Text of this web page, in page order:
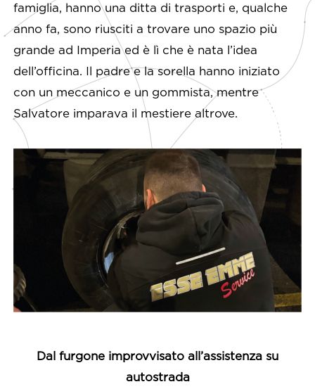
famiglia, hanno una ditta di trasporti e, qualche
anno fa, sono riusciti a trovare uno spazio più
grande ad Imperia ed è lì che è nata l’idea
dell’officina. Il padre e la sorella hanno iniziato
con un meccanico e un gommista, mentre
Salvatore imparava il mestiere altrove.
Dal furgone improvvisato all’assistenza su
autostrada